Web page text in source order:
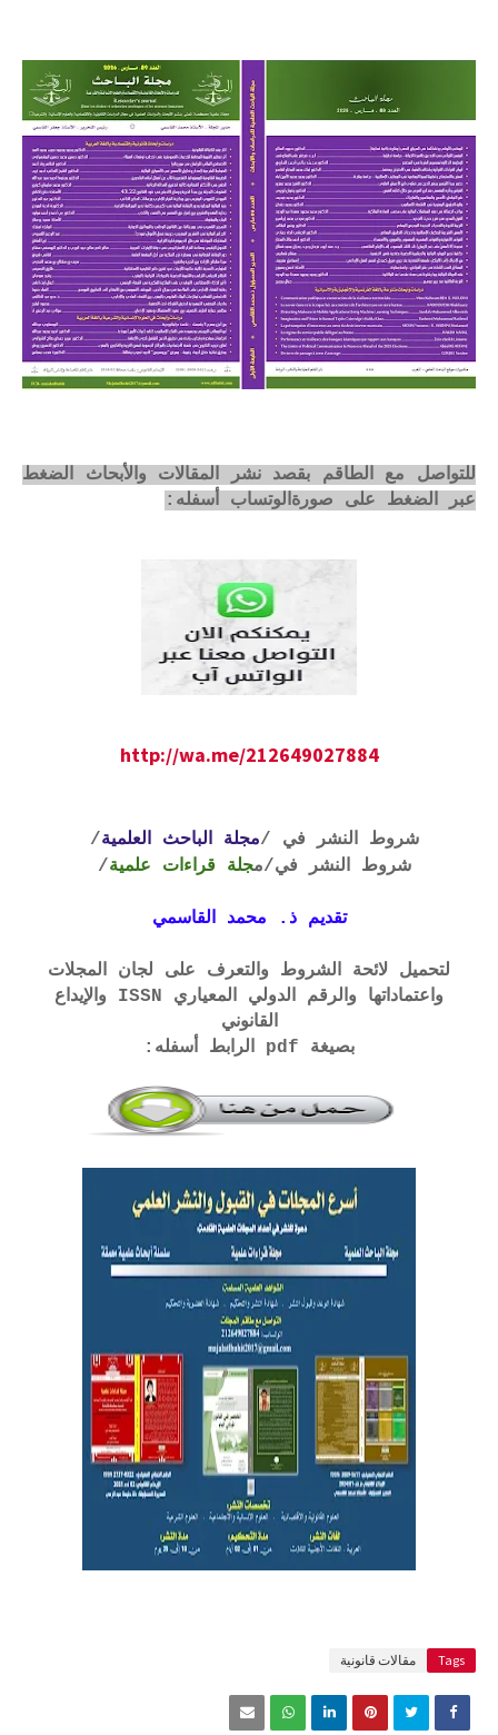
للتواصل مع الطاقم بقصد نشر المقالات والأبحاث الضغط
عبر الضغط على صورةالوتساب أسفله:
http://wa.me/212649027884
شروط النشر في /مجلة الباحث العلمية/
شروط النشر في/مجلة قراءات علمية/
تقديم ذ. محمد القاسمي
لتحميل لائحة الشروط والتعرف على لجان المجلات
واعتماداتها والرقم الدولي المعياري ISSN والإيداع
القانوني
بصيغة pdf الرابط أسفله:
Tags مقالات قانونية